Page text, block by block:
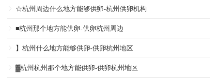
☆杭州周边什么地方能够供卵-杭州供卵机构
■杭州那个地方能供卵-供卵杭州周边
】杭州什么地方能够供卵-供卵杭州地区
▓杭州杭州那个地方能供卵-供卵杭州地区